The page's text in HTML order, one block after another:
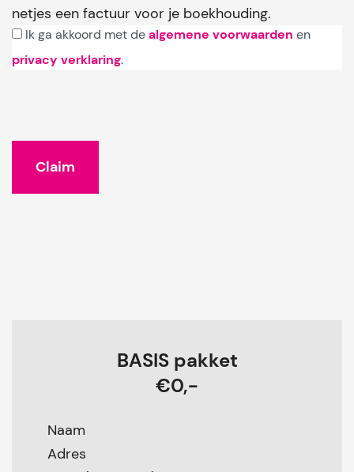
netjes een factuur voor je boekhouding.
Ik ga akkoord met dealgemene voorwaarden en
privacy verklaring.
BASIS pakket
€0,-
Naam
Adres